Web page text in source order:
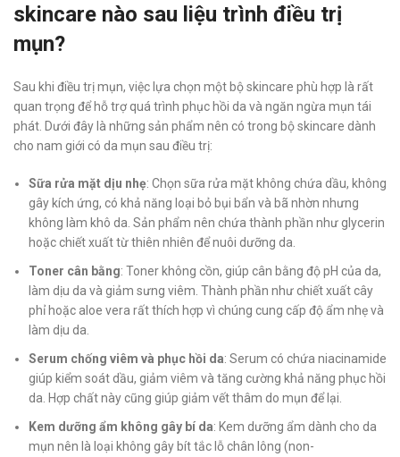
skincare nào sau liệu trình điều trị
mụn?
Sau khi điều trị mụn, việc lựa chọn một bộ skincare phù hợp là rất
quan trọng để hỗ trợ quá trình phục hồi da và ngăn ngừa mụn tái
phát. Dưới đây là những sản phẩm nên có trong bộ skincare dành
cho nam giới có da mụn sau điều trị:
Sữa rửa mặt dịu nhẹ: Chọn sữa rửa mặt không chứa dầu, không
gây kích ứng, có khả năng loại bỏ bụi bẩn và bã nhờn nhưng
không làm khô da. Sản phẩm nên chứa thành phần như glycerin
hoặc chiết xuất từ thiên nhiên để nuôi dưỡng da.
Toner cân bằng: Toner không cồn, giúp cân bằng độ pH của da,
làm dịu da và giảm sưng viêm. Thành phần như chiết xuất cây
phỉ hoặc aloe vera rất thích hợp vì chúng cung cấp độ ẩm nhẹ và
làm dịu da.
Serum chống viêm và phục hồi da: Serum có chứa niacinamide
giúp kiểm soát dầu, giảm viêm và tăng cường khả năng phục hồi
da. Hợp chất này cũng giúp giảm vết thâm do mụn để lại.
Kem dưỡng ẩm không gây bí da: Kem dưỡng ẩm dành cho da
mụn nên là loại không gây bít tắc lỗ chân lông (non-